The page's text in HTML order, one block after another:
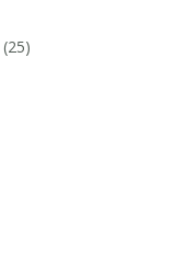
(25)